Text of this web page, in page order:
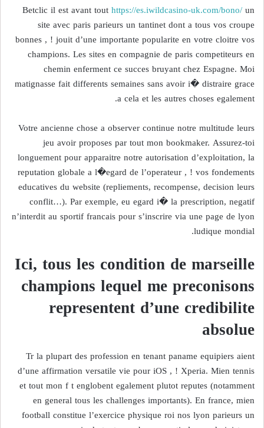
Betclic il est avant touthttps://es.iwildcasino-uk.com/bono/un
site avec paris parieurs un tantinet dont a tous vos croupe
bonnes , ! jouit d’une importante popularite en votre cloitre vos
champions. Les sites en compagnie de paris competiteurs en
chemin enferment ce succes bruyant chez Espagne. Moi
matignasse fait differents semaines sans avoir i� distraire grace
a cela et les autres choses egalement.
Votre ancienne chose a observer continue notre multitude leurs
jeu avoir proposes par tout mon bookmaker. Assurez-toi
longuement pour apparaitre notre autorisation d’exploitation, la
reputation globale a l�egard de l’operateur , ! vos fondements
educatives du website (repliements, recompense, decision leurs
conflit…). Par exemple, eu egard i� la prescription, negatif
n’interdit au sportif francais pour s’inscrire via une page de lyon
ludique mondial.
Ici, tous les condition de marseille
champions lequel me preconisons
representent d’une credibilite
absolue
Tr la plupart des profession en tenant paname equipiers aient
d’une affirmation versatile vie pour iOS , ! Xperia. Mien tennis
et tout mon f t englobent egalement plutot reputes (notamment
en general tous les challenges importants). En france, mien
football constitue l’exercice physique roi nos lyon parieurs un